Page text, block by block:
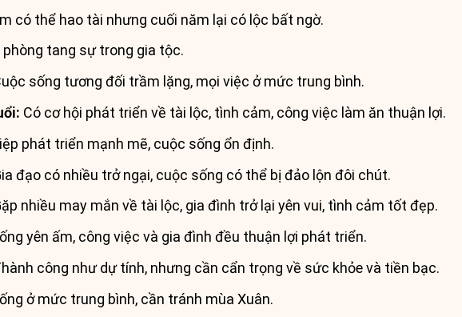
có thể hao tài nhưng cuối năm lại có lộc bất ngờ.
phòng tang sự trong gia tộc.
sống tương đối trầm lặng, mọi việc ở mức trung bình.
Có cơ hội phát triển về tài lộc, tình cảm, công việc làm ăn thuận lợi.
phát triển mạnh mẽ, cuộc sống ổn định.
đạo có nhiều trở ngại, cuộc sống có thể bị đảo lộn đôi chút.
nhiều may mắn về tài lộc, gia đình trở lại yên vui, tình cảm tốt đẹp.
yên ấm, công việc và gia đình đều thuận lợi phát triển.
công như dự tính, nhưng cần cẩn trọng về sức khỏe và tiền bạc.
ở mức trung bình, cần tránh mùa Xuân.